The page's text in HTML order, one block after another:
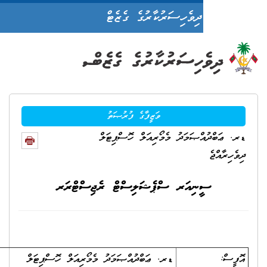
ދިވެހިސަރުކާރުގެ ގެޒެޓް
މެމޯރިއަލް ހޮސްޕިޓަލް
ސްޕެޝަލިސްޓް ރެޖިސްޓްރަރ
ޑރ. ޢަބްދުއްޞަމަދު މެމޯރިއަލް ހޮސްޕިޓަލް